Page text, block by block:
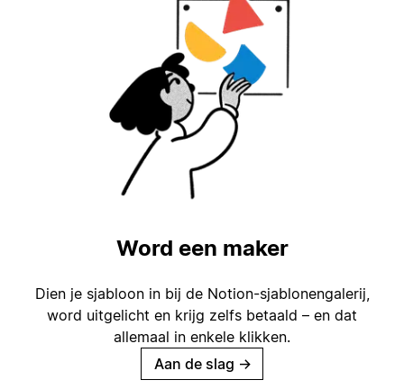
Word een maker
Dien je sjabloon in bij de Notion-sjablonengalerij,
word uitgelicht en krijg zelfs betaald – en dat
allemaal in enkele klikken.
Aan de slag →